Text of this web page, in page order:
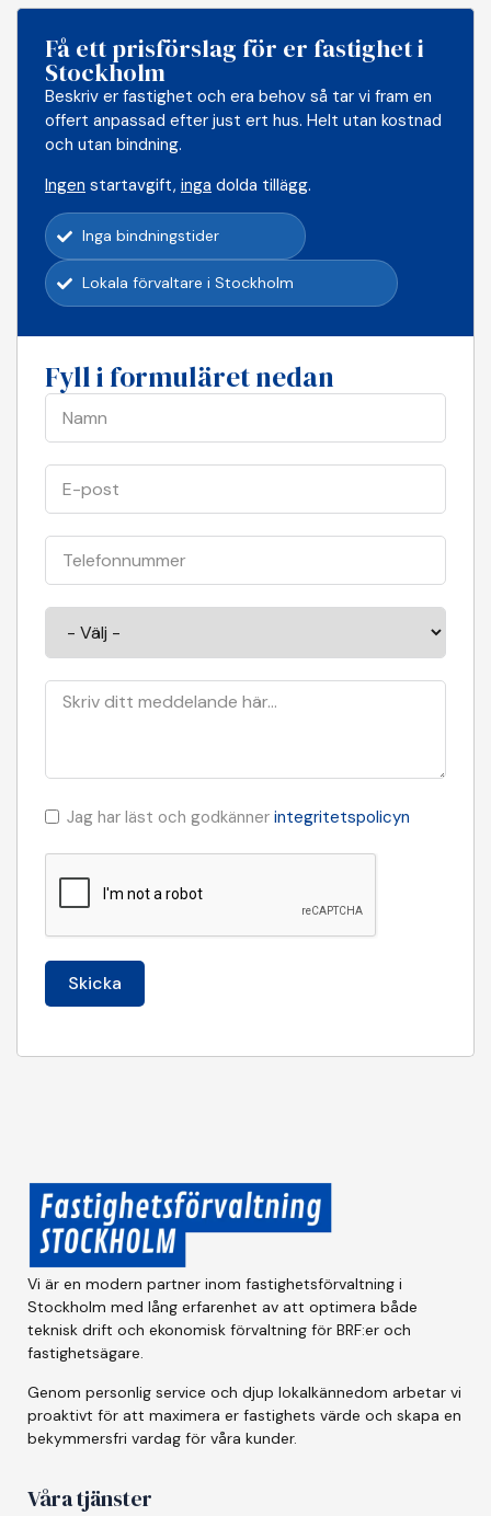
Få ett prisförslag för er fastighet i
Stockholm
Beskriv er fastighet och era behov så tar vi fram en
offert anpassad efter just ert hus. Helt utan kostnad
och utan bindning.
Ingen startavgift, inga dolda tillägg.
Inga bindningstider
Lokala förvaltare i Stockholm
Fyll i formuläret nedan
Jag har läst och godkänner integritetspolicyn
Skicka
Vi är en modern partner inom fastighetsförvaltning i
Stockholm med lång erfarenhet av att optimera både
teknisk drift och ekonomisk förvaltning för BRF:er och
fastighetsägare.
Genom personlig service och djup lokalkännedom arbetar vi
proaktivt för att maximera er fastighets värde och skapa en
bekymmersfri vardag för våra kunder.
Våra tjänster